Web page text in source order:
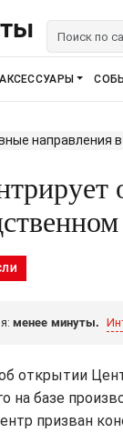
менее минуты.
открытии
на базе
призван